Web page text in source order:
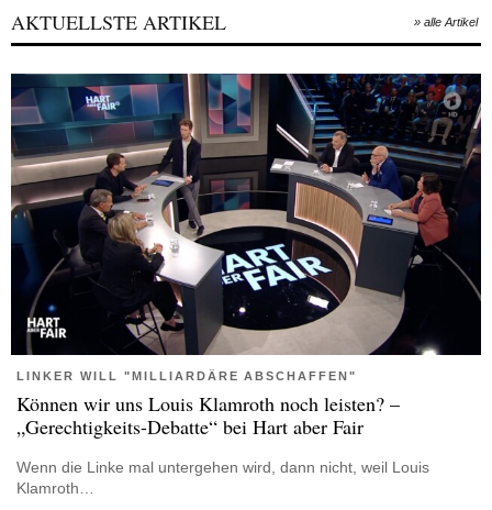
AKTUELLSTE ARTIKEL » alle Artikel
LINKER WILL "MILLIARDÄRE ABSCHAFFEN"
Können wir uns Louis Klamroth noch leisten? –
„Gerechtigkeits-Debatte“ bei Hart aber Fair
Wenn die Linke mal untergehen wird, dann nicht, weil Louis
Klamroth…